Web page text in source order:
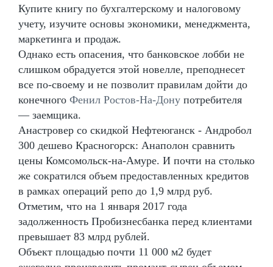
Купите книгу по бухгалтерскому и налоговому
учету, изучите основы экономики, менеджмента,
маркетинга и продаж.
Однако есть опасения, что банковское лобби не
слишком обрадуется этой новелле, преподнесет
все по-своему и не позволит правилам дойти до
конечного Фенил Ростов-На-Дону потребителя
— заемщика.
Анастровер со скидкой Нефтеюганск - Андробол
300 дешево Красногорск: Анаполон сравнить
цены Комсомольск-на-Амуре. И почти на столько
же сократился объем предоставленных кредитов
в рамках операций репо до 1,9 млрд руб.
Отметим, что на 1 января 2017 года
задолженность Пробизнесбанка перед клиентами
превышает 83 млрд рублей.
Объект площадью почти 11 000 м2 будет